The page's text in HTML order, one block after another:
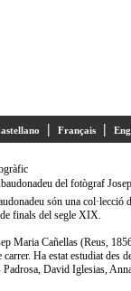
| Français |
del fotògraf
són una
finals del segle XIX.
Maria Cañellas (Reus,
carrer. Ha estat estudiat des
Padrosa, David Iglesias,